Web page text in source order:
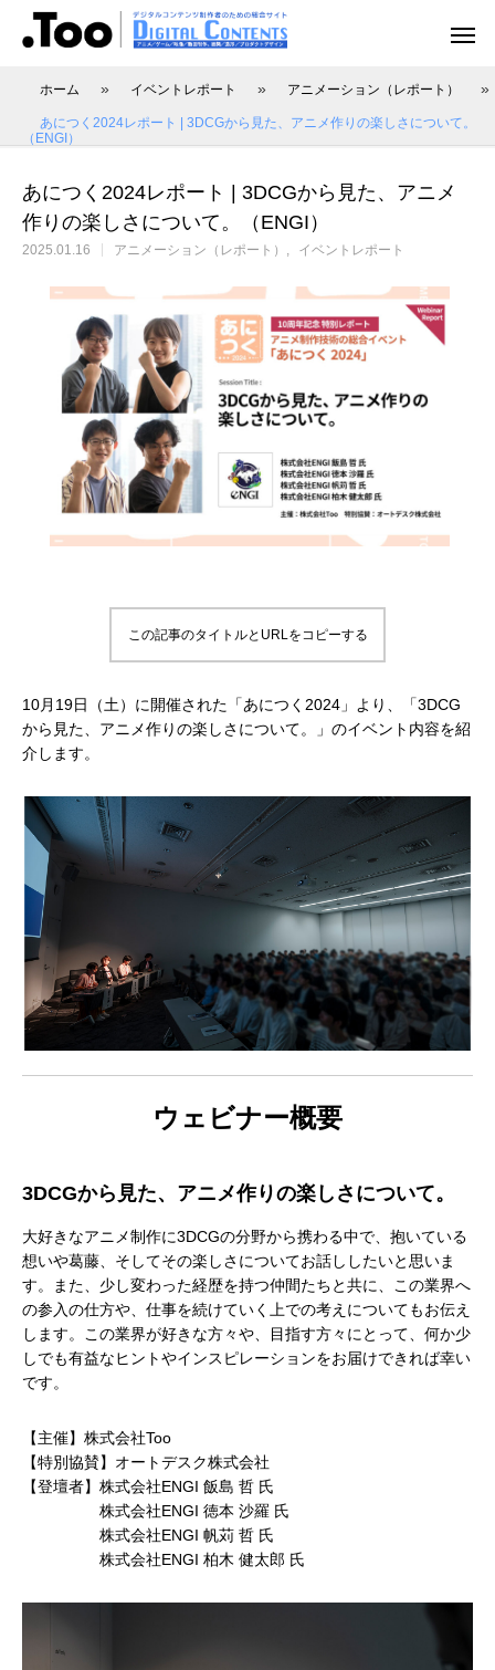
アニメーション制作
アニマル・モデリング 動物造形解剖学 増
補改訂版』発売記念セミナー
2026.04.15
Autodesk CG Festa
2026.03.25
アニマル・モデリング 動物造形解剖学 増
補改訂版』発売記念セミナー
2026.04.15
Autodesk CG Festa
2026.03.25
補改訂版』発売記念セミナー
建築ビジュアライゼーションMeetUp第8弾
アニメーション（レポート）
あにつく2025レポート | オレンジ リクル
ート講演会 〜就職をめざすあなたに届け
2026.01.26
あにつく2025レポ
ニメ『星の子ども
2026.01.21
【イベントレポート】『機動戦士ガンダム
閃光のハサウェイ キルケーの魔女』 重厚
な映像表現を支えた3DCG制作の舞台裏 –
Autodesk CG Festa 2026
2026.07.14
【イベントレポー
ー30年の歩みと新
Autodesk CG
バーコネクトツー）
2026.07.13
RUBICON』メイキ
Kviz特別セミナー「Studio Tim Fuが語る、
AIと建築デザインの未来」
[外部事例]「泣きたい私は猫をかぶる」監
督ふたりが語る、誕生秘話とネコ表現のこ
2020.06.18
[外部事例]「ペンギ
ジオコロリド初と
2018.08.17
[外部事例]「泣きたい私は猫をかぶる」監
督ふたりが語る、誕生秘話とネコ表現のこ
だわり【インタビュー】
2020.06.18
[外部事例]「ペンギ
ジオコロリド初と
た、“デジタル作画
2018.08.17
ホーム » イベントレポート » アニメーション（レポート） »
あにつく2024レポート | 3DCGから見た、アニメ作りの楽しさについて。
（ENGI）
あにつく2024レポート | 3DCGから見た、アニメ
作りの楽しさについて。（ENGI）
2025.01.16 アニメーション（レポート） イベントレポート
この記事のタイトルとURLをコピーする
10月19日（土）に開催された「あにつく2024」より、「3DCG
から見た、アニメ作りの楽しさについて。」のイベント内容を紹
介します。
ウェビナー概要
3DCGから見た、アニメ作りの楽しさについて。
大好きなアニメ制作に3DCGの分野から携わる中で、抱いている
想いや葛藤、そしてその楽しさについてお話ししたいと思いま
す。また、少し変わった経歴を持つ仲間たちと共に、この業界へ
の参入の仕方や、仕事を続けていく上での考えについてもお伝え
します。この業界が好きな方々や、目指す方々にとって、何か少
しでも有益なヒントやインスピレーションをお届けできれば幸い
です。
【主催】株式会社Too
【特別協賛】オートデスク株式会社
【登壇者】株式会社ENGI 飯島 哲 氏
株式会社ENGI 徳本 沙羅 氏
株式会社ENGI 帆苅 哲 氏
株式会社ENGI 柏木 健太郎 氏